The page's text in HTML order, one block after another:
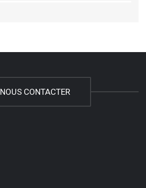
NOUS CONTACTER